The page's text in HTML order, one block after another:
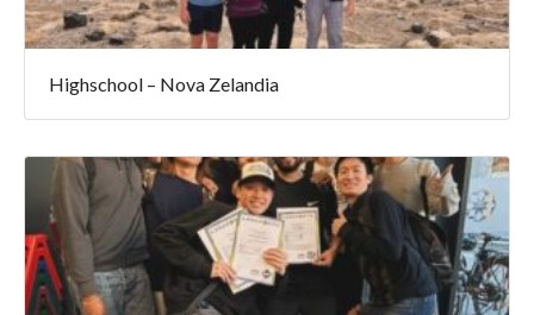
Highschool – Nova Zelandia